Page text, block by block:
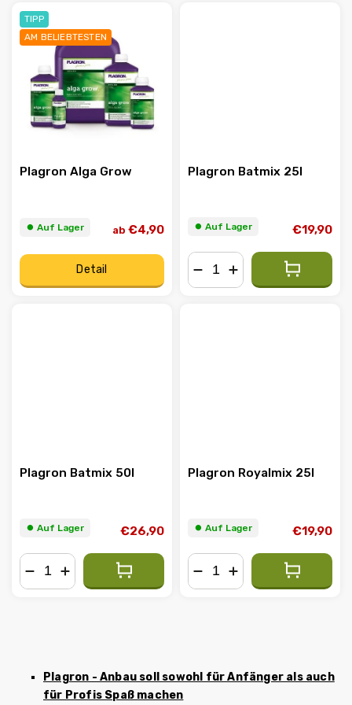
TIPP
AM BELIEBTESTEN
Plagron Alga Grow
⏺︎ Auf Lager ab €4,90
Detail
Plagron Batmix 25l
⏺︎ Auf Lager €19,90
Plagron Batmix 50l
⏺︎ Auf Lager €26,90
Plagron Royalmix 25l
⏺︎ Auf Lager €19,90
Plagron - Anbau soll sowohl für Anfänger als auch
für Profis Spaß machen